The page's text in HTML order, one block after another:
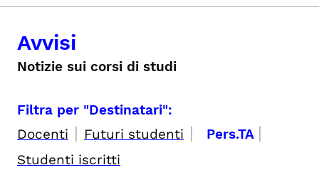
Avvisi
Notizie sui corsi di studi
Filtra per "Destinatari":
Docenti | Futuri studenti | Pers.TA |
Studenti iscritti